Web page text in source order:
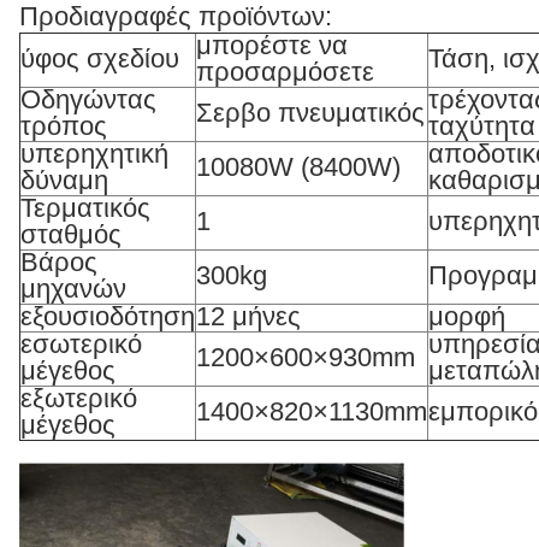
Προδιαγραφές προϊόντων:
ύφος σχεδίου
μπορέστε να
προσαρμόσετε
Τάση,
Οδηγώντας
τρόπος
Σερβο πνευματικόςταχύτητα
υπερηχητική
δύναμη
10080W (8400W)
Τερματικός
σταθμός
1
Βάρος
μηχανών
300kg
εξουσιοδότηση12 μήνες
μορφή
εσωτερικό
μέγεθος
1200×600×930mm
εξωτερικό
μέγεθος
1400×820×1130mm